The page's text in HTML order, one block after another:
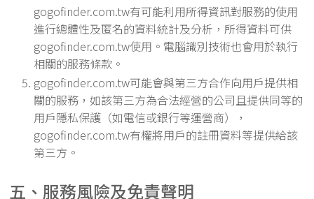
gogofinder.com.tw有可能利用所得資訊對服務的使用
進行總體性及匿名的資料統計及分析，所得資料可供
gogofinder.com.tw使用。電腦識別技術也會用於執行
相關的服務條款。
gogofinder.com.tw可能會與第三方合作向用戶提供相
關的服務，如該第三方為合法經營的公司且提供同等的
用戶隱私保護（如電信或銀行等運營商），
gogofinder.com.tw有權將用戶的註冊資料等提供給該
第三方。
五、服務風險及免責聲明